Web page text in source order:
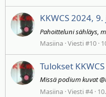
KKWCS 2024,
Pahoitteluni sähläys,
Masiina Viesti #10
Tulokset
Missä podium kuvat
Masiina Viesti #4